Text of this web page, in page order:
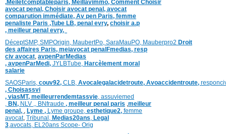
,Meiletcomptableparis, Meillavimmo, Comment Choisir
avocat penal, Choisir avocat penal, avocat
comparution immédiate, Av pen Paris, femme
penaliste Paris ,Tube LB, penal evry, choisir a.p
, meilleur penal evry,
DéceptSMP, SMPOrigin, MaubertPo, SaraMauPO, Mauberpro2 Droit
des affaires Paris, meiavocat penalFmedias, resp
civ avocat, avpenParMedias
, avpenParMedi, JYLBTube, Harcèlement moral
salarie
SAOSParis, couv92, CLB, Avocalegalacidetroute, Avoaccidentroute,
, Choisassvi
, viasMT, meilleurrendemtassvie, assuviemed
, BN, NLV ,, BNfraude , meilleur penal paris ,meilleur
penal, , Lyme , Lyme groupe, esthetique2, femme
avocat, Tribunal, Medias20ans, Legal
3,avocats, EL20ans Scope- Orig